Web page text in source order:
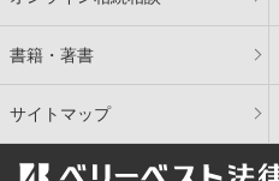
書籍・著書
サイトマップ